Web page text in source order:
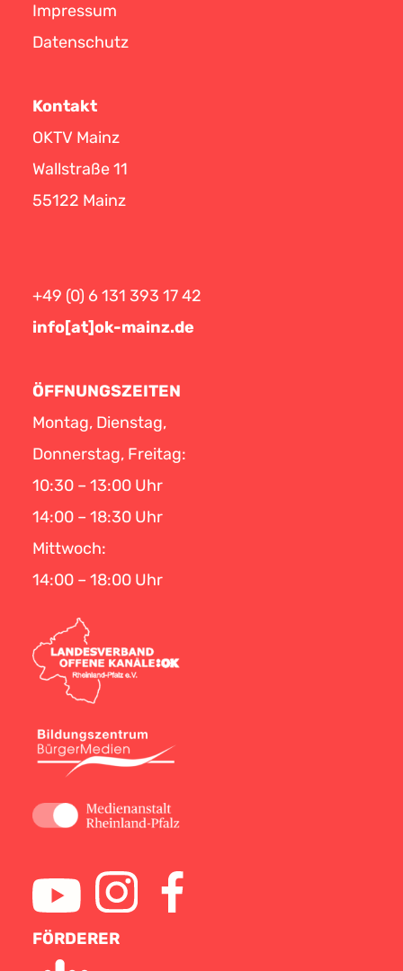
Impressum
Datenschutz
Kontakt
OKTV Mainz
Wallstraße 11
55122 Mainz
+49 (0) 6 131 393 17 42
info[at]ok-mainz.de
ÖFFNUNGSZEITEN
Montag, Dienstag,
Donnerstag, Freitag:
10:30 – 13:00 Uhr
14:00 – 18:30 Uhr
Mittwoch:
14:00 – 18:00 Uhr
FÖRDERER